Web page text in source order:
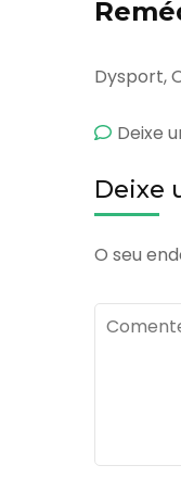
Dysport,
Deixe
Deixe
O seu
Comente